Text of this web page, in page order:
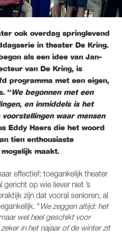
ook overdag springlevend
in theater De Kring.
als een idee van Jan-
van De Kring, is
programma met een eigen,
“We begonnen met een
en inmiddels is het
waar mensen
Eddy Haers die het woord
tien enthousiaste
maakt.
effectief: toegankelijk theater
op wie liever niet ’s
zijn dat vooral senioren, al
“ We zeggen altijd: het
wel heel geschikt voor
in het najaar of de winter zit